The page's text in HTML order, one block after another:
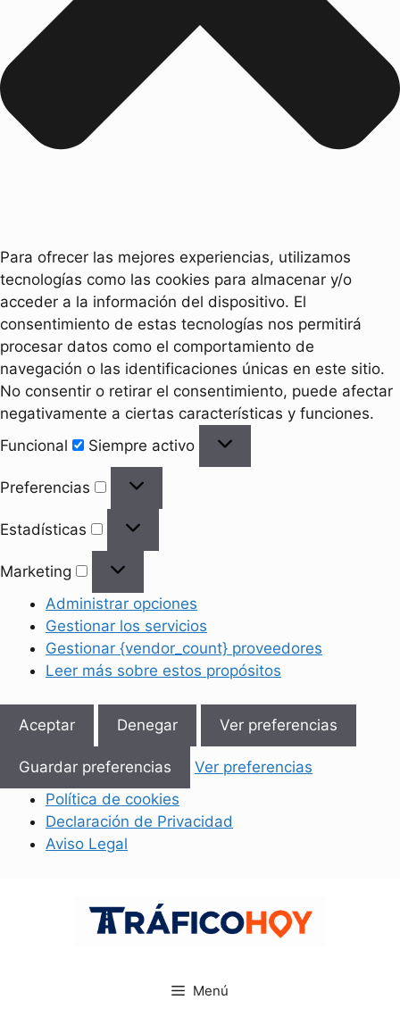
Para ofrecer las mejores experiencias, utilizamos
tecnologías como las cookies para almacenar y/o
acceder a la información del dispositivo. El
consentimiento de estas tecnologías nos permitirá
procesar datos como el comportamiento de
navegación o las identificaciones únicas en este sitio.
No consentir o retirar el consentimiento, puede afectar
negativamente a ciertas características y funciones.
Funcional
Siempre activo
Preferencias
Estadísticas
Marketing
Administrar opciones
Gestionar los servicios
Gestionar {vendor_count} proveedores
Leer más sobre estos propósitos
Aceptar Denegar Ver preferencias
Guardar preferencias
Ver preferencias
Política de cookies
Declaración de Privacidad
Aviso Legal
Menú